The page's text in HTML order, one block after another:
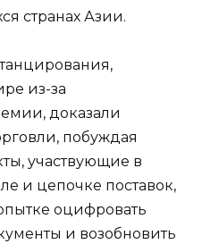
странах Азии.
из-за
доказали
побуждая
участвующие в
и цепочке поставок,
оцифровать
и возобновить